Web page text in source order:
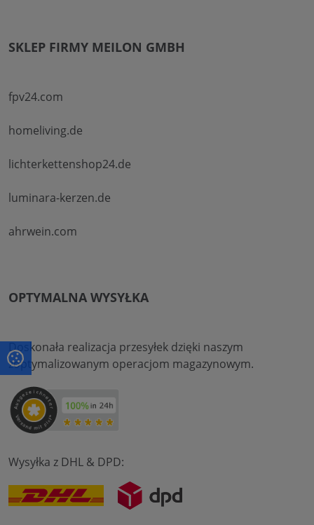
SKLEP FIRMY MEILON GMBH
fpv24.com
homeliving.de
lichterkettenshop24.de
luminara-kerzen.de
ahrwein.com
OPTYMALNA WYSYŁKA
Doskonała realizacja przesyłek dzięki naszym
zoptymalizowanym operacjom magazynowym.
Wysyłka z DHL & DPD: